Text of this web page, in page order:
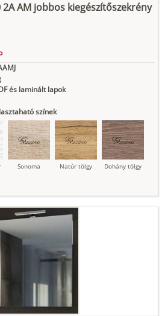
AM jobbos kiegészítőszekrény
és laminált lapok
színek
Sonoma Natúr tölgy Dohány tölgy
Nádzöld